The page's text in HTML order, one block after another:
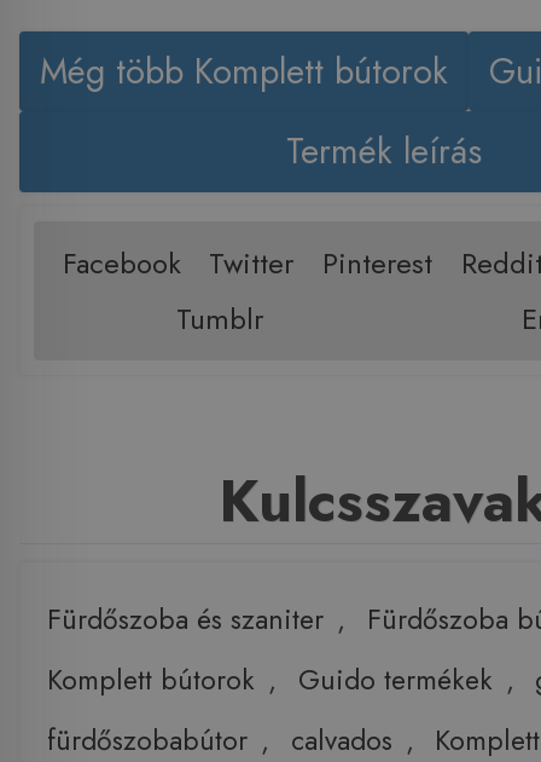
Még több Komplett bútorok
Termék leírás
Facebook Twitter Pinterest
Tumblr
Fürdőszoba és szaniter ,
Fürdőszoba
Komplett bútorok , Guido termékek ,
fürdőszobabútor , calvados ,